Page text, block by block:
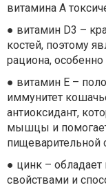
витамина А
● витамин D3 –
костей, поэтому
рациона, особенно
● витамин Е –
иммунитет
антиоксидант,
мышцы и
пищеварительной
● цинк –
свойствами и